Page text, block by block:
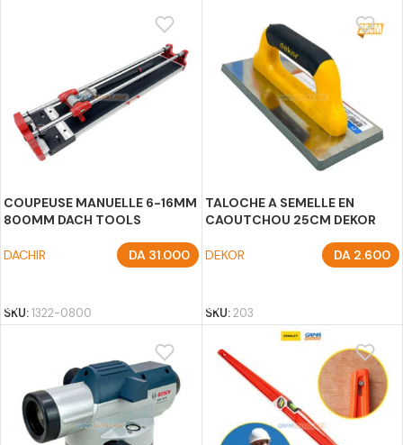
COUPEUSE MANUELLE 6-16MM
800MM DACH TOOLS
DACHIR DA31.000
SKU:1322-0800
TALOCHE A SEMELLE EN
CAOUTCHOU 25CM DEKOR
DEKOR DA 2.600
SKU:203